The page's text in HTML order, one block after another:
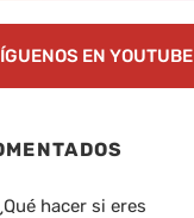
EN YOUTUBE
hacer si eres